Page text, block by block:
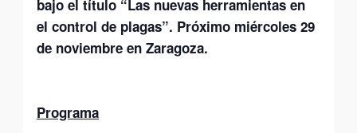
bajo el título “Las nuevas herramientas en
el control de plagas”. Próximo miércoles 29
de noviembre en Zaragoza.
Programa